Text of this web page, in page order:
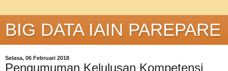
BIG DATA IAIN PAREPARE
Selasa, 06 Februari 2018
Pengumuman Kelulusan Kompetensi